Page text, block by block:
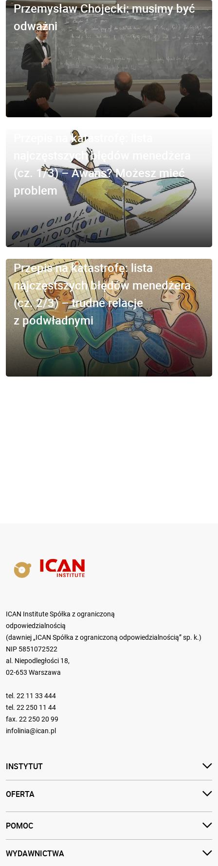
Przemysław Chojecki: musimy być
odważni
Przepis na katastrofę: lista
najczęstszych błędów menedżera
(cz. 1/3) – Awans? Możesz mieć
problem
Przepis na katastrofę: lista
najczęstszych błędów menedżera
(cz. 2/3) – trudne relacje
z podwładnymi
ICAN Institute Spółka z ograniczoną
odpowiedzialnością
(dawniej „ICAN Spółka z ograniczoną odpowiedzialnością” sp. k.)
NIP 5851072522
al. Niepodległości 18,
02-653 Warszawa
tel. 22 11 33 444
tel. 22 250 11 44
fax. 22 250 20 99
infolinia@ican.pl
INSTYTUT
OFERTA
POMOC
WYDAWNICTWA